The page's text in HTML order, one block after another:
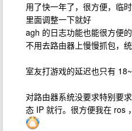
用了快一年了，很方便，临
里面调整一下就好
agh 的日志功能也能很方便
不用去路由器上慢慢抓包，
室友打游戏的延迟也只有
对路由器系统没要求特别要
态 IP 就行。很方便我在 ros